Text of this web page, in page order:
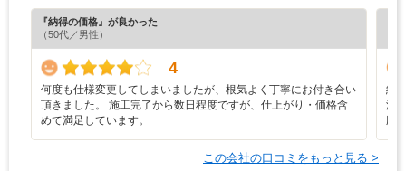
『納得の価格』が良かった
（50代／男性）
4
何度も仕様変更してしまいましたが、根気よく丁寧にお付き合い
頂きました。 施工完了から数日程度ですが、仕上がり・価格含
めて満足しています。
納
洗
応
この会社の口コミをもっと見る >